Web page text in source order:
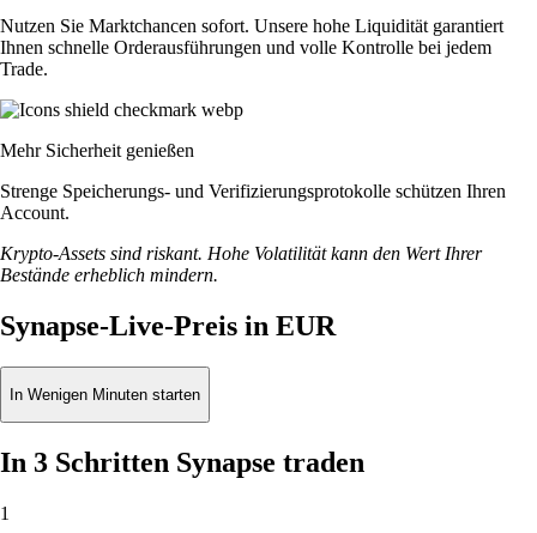
Nutzen Sie Marktchancen sofort. Unsere hohe Liquidität garantiert
Ihnen schnelle Orderausführungen und volle Kontrolle bei jedem
Trade.
Mehr Sicherheit genießen
Strenge Speicherungs- und Verifizierungsprotokolle schützen Ihren
Account.
Krypto-Assets sind riskant. Hohe Volatilität kann den Wert Ihrer
Bestände erheblich mindern.
Synapse-Live-Preis in EUR
In Wenigen Minuten starten
In 3 Schritten Synapse traden
1